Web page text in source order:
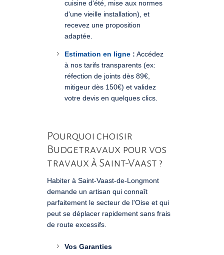
cuisine d'été, mise aux normes
d'une vieille installation), et
recevez une proposition
adaptée.
Estimation en ligne : Accédez
à nos tarifs transparents (ex:
réfection de joints dès 89€,
mitigeur dès 150€) et validez
votre devis en quelques clics.
Pourquoi choisir
Budgetravaux pour vos
travaux à Saint-Vaast ?
Habiter à Saint-Vaast-de-Longmont
demande un artisan qui connaît
parfaitement le secteur de l'Oise et qui
peut se déplacer rapidement sans frais
de route excessifs.
Vos Garanties